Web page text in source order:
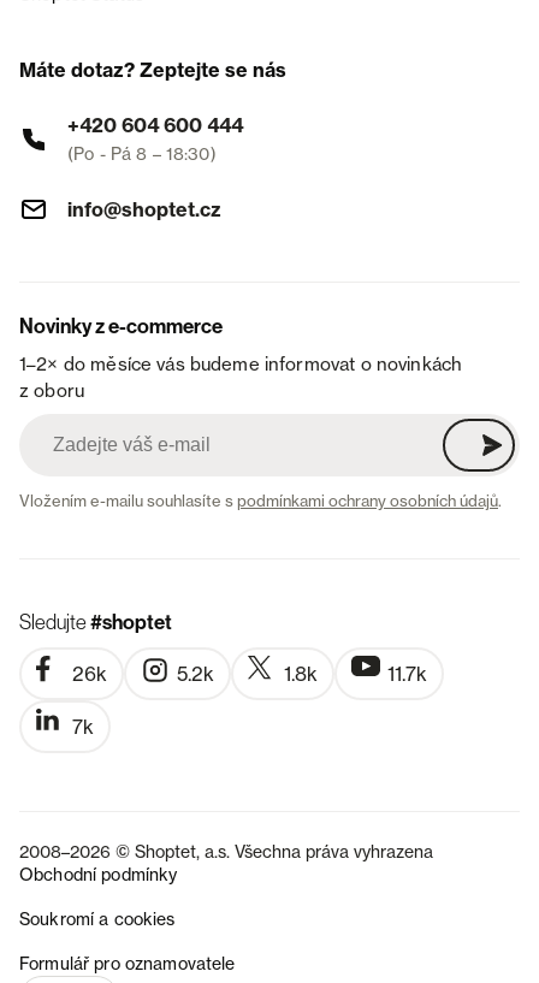
Máte dotaz? Zeptejte se nás
+420 604 600 444
(Po - Pá 8 – 18:30)
info@shoptet.cz
Novinky z e-commerce
1–2× do měsíce vás budeme informovat o novinkách
z oboru
Vložením e-mailu souhlasíte spodmínkami ochrany osobních údajů.
Sledujte#shoptet
26k 5.2k 1.8k 11.7k
7k
2008–2026 © Shoptet, a.s. Všechna práva vyhrazena
Obchodní podmínky
Soukromí a cookies
Formulář pro oznamovatele